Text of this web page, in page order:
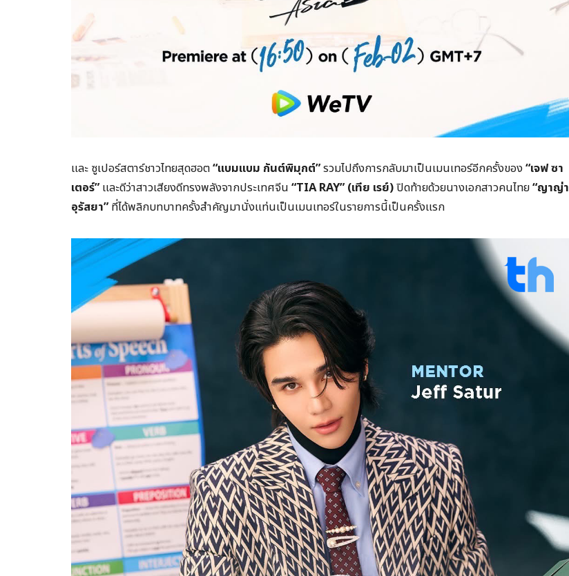
และ ซูเปอร์สตาร์ชาวไทยสุดฮอต“แบมแบม กันต์พิมุกต์”รวมไปถึงการกลับมาเป็นเมนเทอร์อีกครั้งของ“เจฟ ซา
เตอร์” และดีว่าสาวเสียงดีทรงพลังจากประเทศจีน “TIA RAY” (เทีย เรย์)ปิดท้ายด้วยนางเอกสาวคนไทย“ญาญ่า
อุรัสยา” ที่ได้พลิกบทบาทครั้งสำคัญมานั่งแท่นเป็นเมนเทอร์ในรายการนี้เป็นครั้งแรก